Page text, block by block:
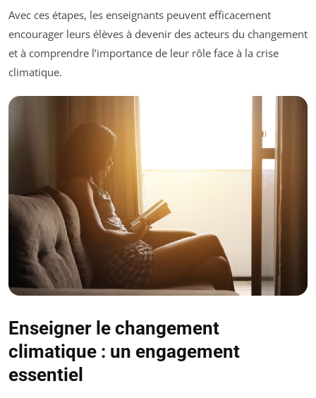
Avec ces étapes, les enseignants peuvent efficacement
encourager leurs élèves à devenir des acteurs du changement
et à comprendre l’importance de leur rôle face à la crise
climatique.
Enseigner le changement
climatique : un engagement
essentiel